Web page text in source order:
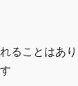
ることはあり